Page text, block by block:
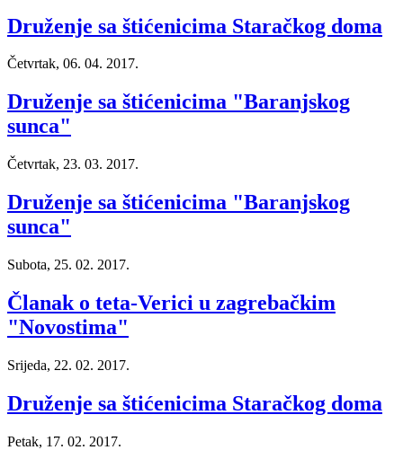
Druženje sa štićenicima Staračkog doma
Četvrtak, 06. 04. 2017.
Druženje sa štićenicima "Baranjskog
sunca"
Četvrtak, 23. 03. 2017.
Druženje sa štićenicima "Baranjskog
sunca"
Subota, 25. 02. 2017.
Članak o teta-Verici u zagrebačkim
"Novostima"
Srijeda, 22. 02. 2017.
Druženje sa štićenicima Staračkog doma
Petak, 17. 02. 2017.